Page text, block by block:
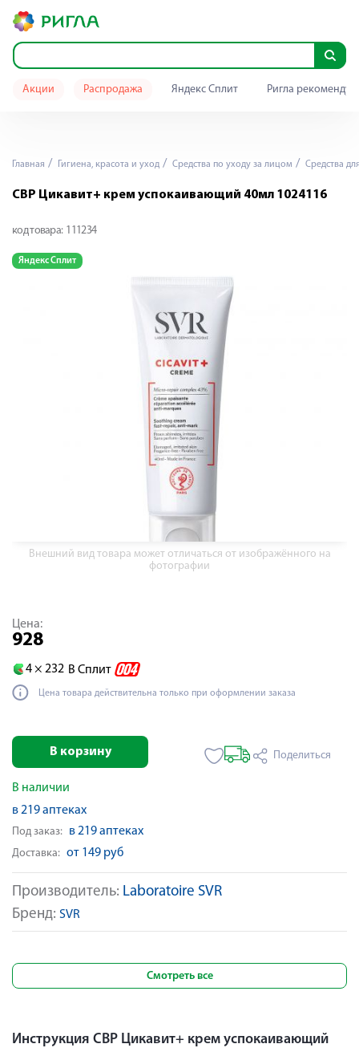
Акции Распродажа Яндекс Сплит Ригла
Главная Гигиена, красота и уход Средства по уходу за лицом Средства
СВР Цикавит+ крем успокаивающий 40мл 1024116
код товара: 111234
Яндекс Сплит
Внешний вид товара может отличаться от изображённого на
фотографии
Производитель: Laboratoire SVR
Бренд: SVR
Цена:
928
4 × 232 В Сплит
Цена товара действительна только при оформлении заказа
В корзину Поделиться
В наличии
в 219 аптеках
Под заказ: в 219 аптеках
Доставка: от 149 руб
Смотреть все
Инструкция СВР Цикавит+ крем успокаивающий